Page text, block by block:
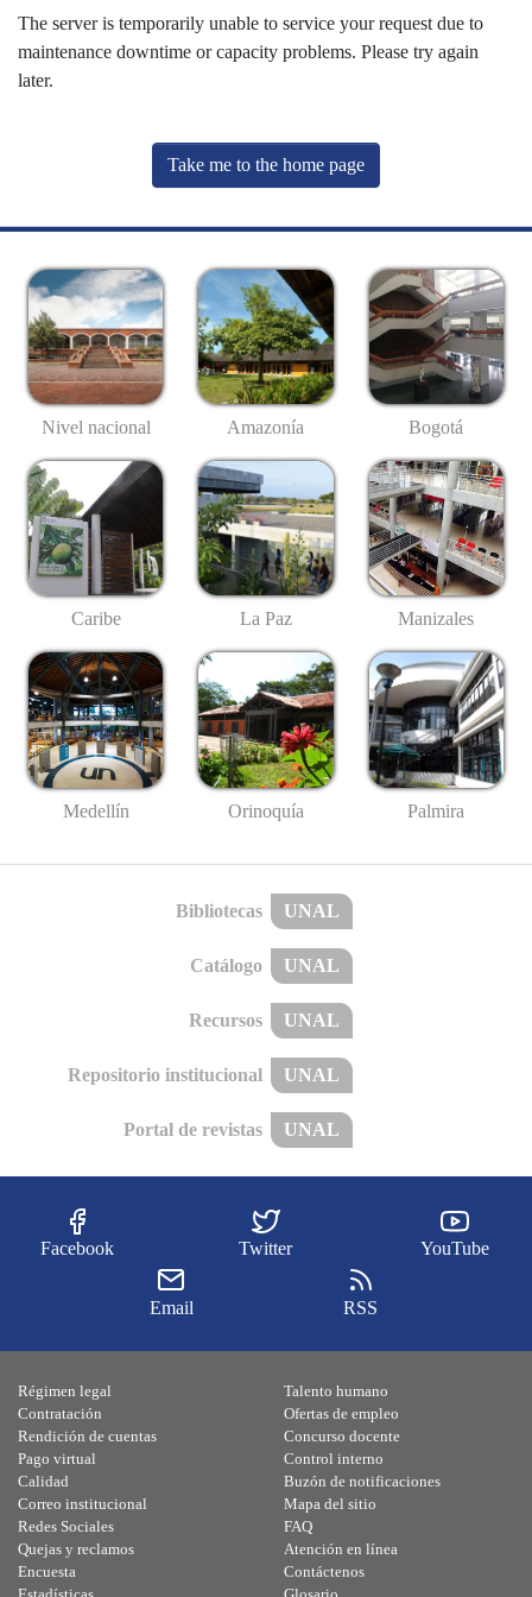
The server is temporarily unable to service your request due to
maintenance downtime or capacity problems. Please try again
later.
Take me to the home page
Nivel nacional Amazonía Bogotá
Caribe La Paz Manizales
Medellín Orinoquía Palmira
Bibliotecas UNAL
Catálogo UNAL
Recursos UNAL
Repositorio institucional UNAL
Portal de revistas UNAL
Facebook Twitter YouTube
Email RSS
Régimen legal
Contratación
Rendición de cuentas
Pago virtual
Calidad
Talento humano
Ofertas de empleo
Concurso docente
Control interno
Buzón de notificaciones
Correo institucional
Redes Sociales
Quejas y reclamos
Encuesta
Mapa del sitio
FAQ
Atención en línea
Contáctenos